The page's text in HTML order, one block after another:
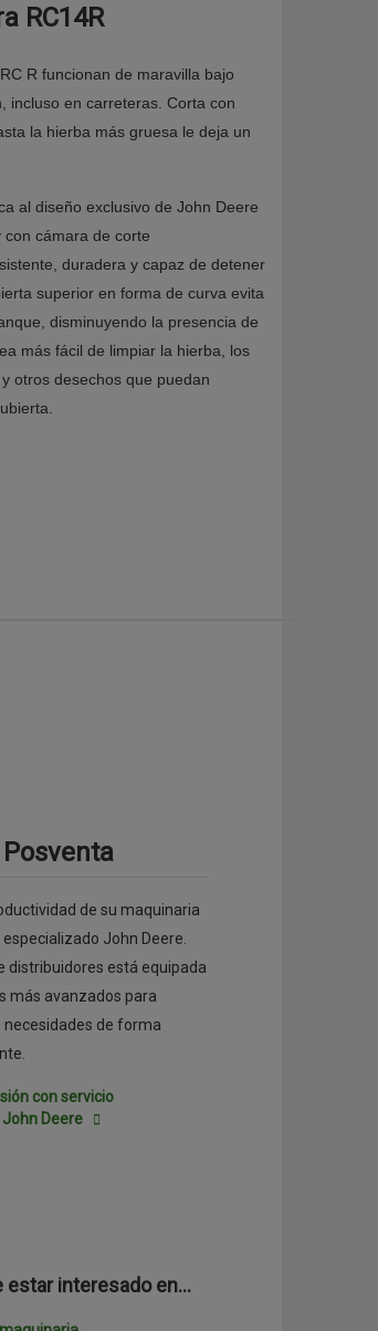
RC14R
R funcionan de maravilla bajo
incluso en carreteras. Corta con
la hierba más gruesa le deja un
al diseño exclusivo de John Deere
cámara de corte
duradera y capaz de detener
superior en forma de curva evita
disminuyendo la presencia de
más fácil de limpiar la hierba, los
otros desechos que puedan
de su maquinaria
John Deere.
distribuidores está equipada
más avanzados para
de forma
con servicio
Deere
estar interesado en…